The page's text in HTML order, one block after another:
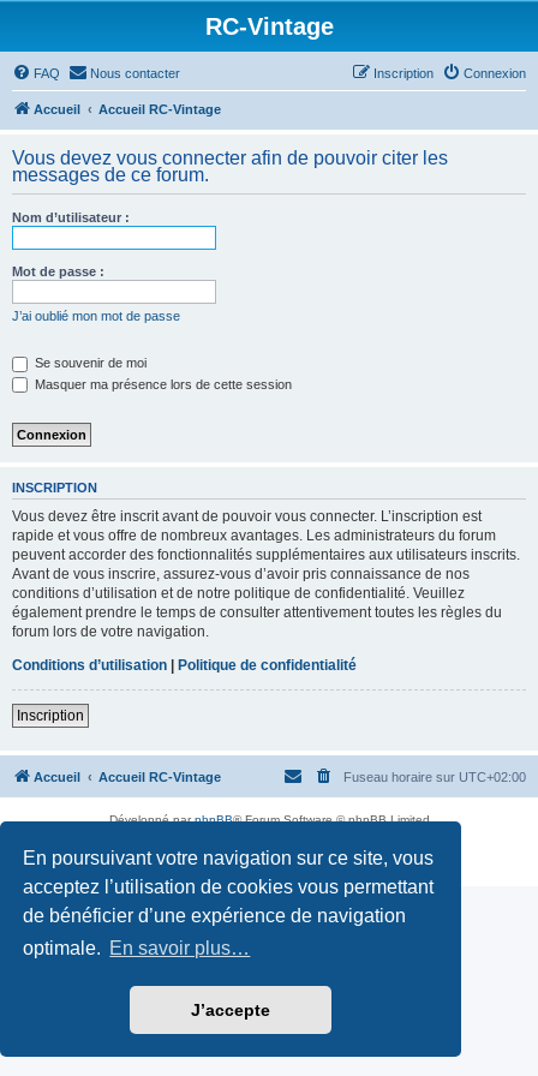
En poursuivant votre navigation sur ce site, vous
acceptez l’utilisation de cookies vous permettant
de bénéficier d’une expérience de navigation
optimale. En savoir plus…
J’accepte
RC-Vintage
FAQ Nous contacter Connexion
Inscription
Accueil Accueil RC-Vintage
Vous devez vous connecter afin de pouvoir citer les
messages de ce forum.
Nom d’utilisateur :
Mot de passe :
J’ai oublié mon mot de passe
Se souvenir de moi
Masquer ma présence lors de cette session
INSCRIPTION
Vous devez être inscrit avant de pouvoir vous connecter. L’inscription est
rapide et vous offre de nombreux avantages. Les administrateurs du forum
peuvent accorder des fonctionnalités supplémentaires aux utilisateurs inscrits.
Avant de vous inscrire, assurez-vous d’avoir pris connaissance de nos
conditions d’utilisation et de notre politique de confidentialité. Veuillez
également prendre le temps de consulter attentivement toutes les règles du
forum lors de votre navigation.
Conditions d’utilisation | Politique de confidentialité
Inscription
Accueil Accueil RC-Vintage Fuseau horaire sur UTC+02:00
Développé parphpBB® Forum Software © phpBB Limited
Confidentialité| Conditions